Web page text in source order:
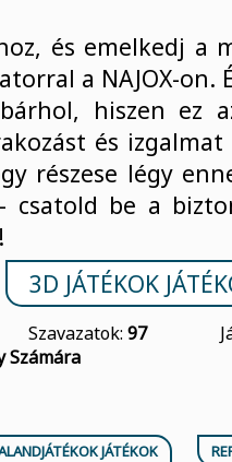
és emelkedj a
a NAJOX-on.
hiszen ez
és izgalmat
részese légy
csatold be a
3D JÁTÉKOK
Szavazatok: 97
Számára
JÁTÉKOK